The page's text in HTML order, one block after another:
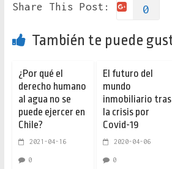
Share This Post: 0
También te puede
¿Por qué el
derecho humano
al agua no se
puede ejercer en
Chile?
2021-04-16
0
El futuro del
mundo
inmobiliario tras
la crisis por
Covid-19
2020-04-06
0